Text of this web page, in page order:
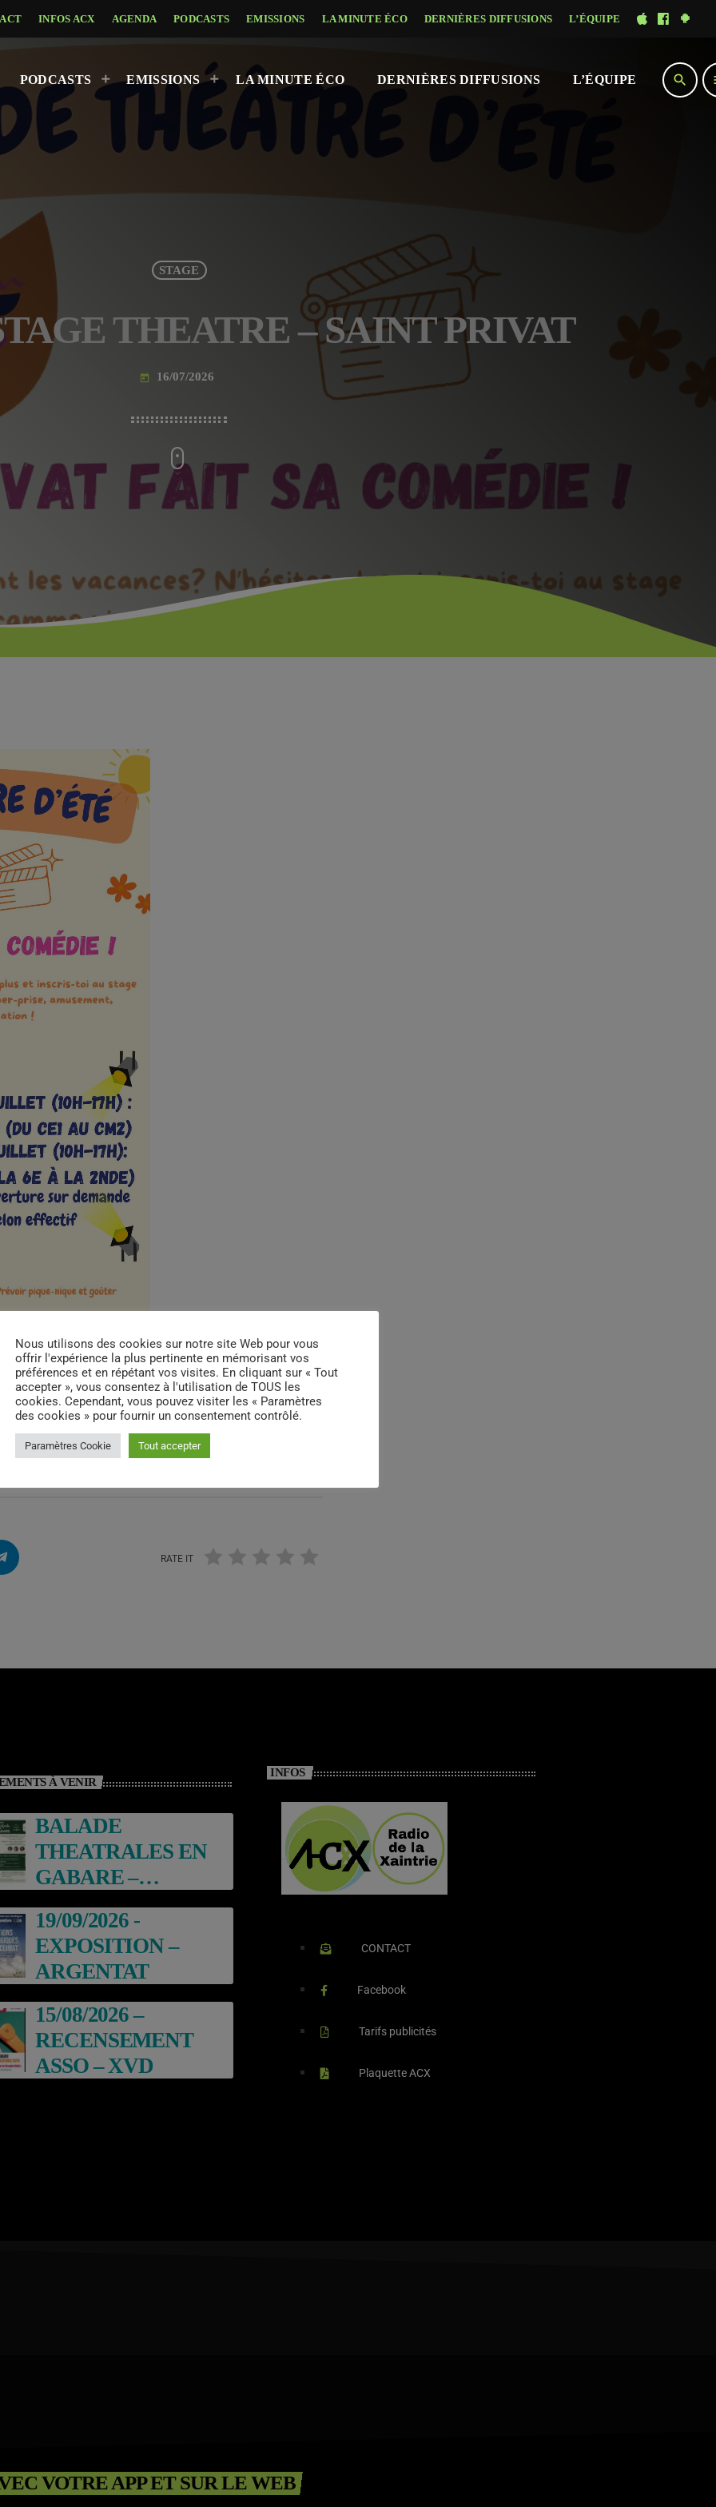
INFOS ACX AGENDA PODCASTS EMISSIONS LA MINUTE ÉCO DERNIÈRES DIFFUSIONS L’ÉQUIPE
PODCASTS EMISSIONS LA MINUTE ÉCO DERNIÈRES DIFFUSIONS L’ÉQUIPE search
STAGE
THEATRE – SAINT PRIVAT
today 16/07/2026
RATE IT
À VENIR
BALADE
THEATRALES EN
GABARE –
ARGENTAT
19/09/2026 -
EXPOSITION –
ARGENTAT
15/08/2026 –
RECENSEMENT
ASSO – XVD
INFOS
CONTACT
Facebook
Tarifs publicités
Plaquette ACX
VOTRE APP ET SUR LE WEB
Nous utilisons des cookies sur notre site Web pour vous
offrir l'expérience la plus pertinente en mémorisant vos
préférences et en répétant vos visites. En cliquant sur « Tout
accepter », vous consentez à l'utilisation de TOUS les
cookies. Cependant, vous pouvez visiter les « Paramètres
des cookies » pour fournir un consentement contrôlé.
Paramètres Cookie Tout accepter